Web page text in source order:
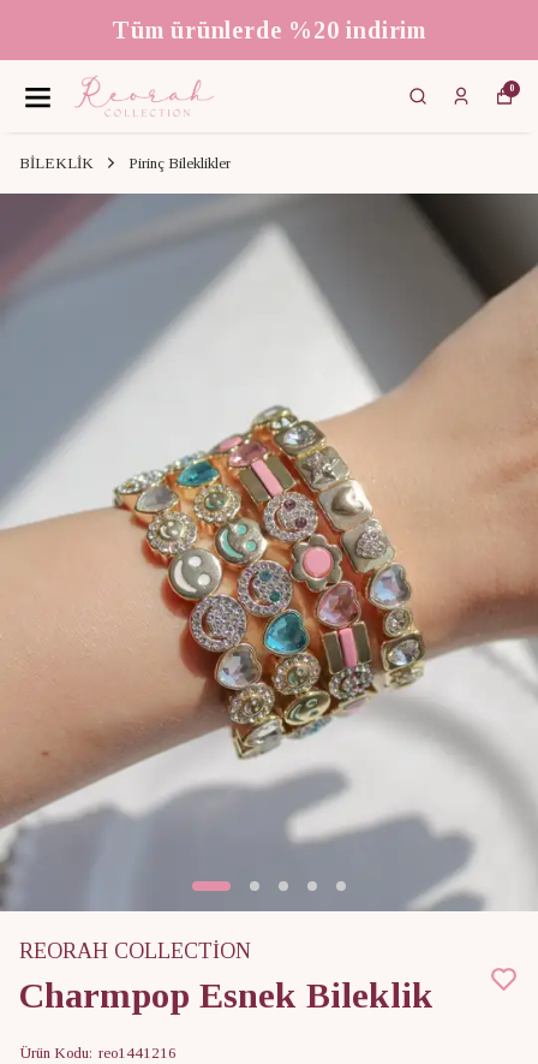
Tüm ürünlerde %20 indirim
0
BİLEKLİK Pirinç Bileklikler
REORAH COLLECTİON
Charmpop Esnek Bileklik
Ürün Kodu: reo1441216